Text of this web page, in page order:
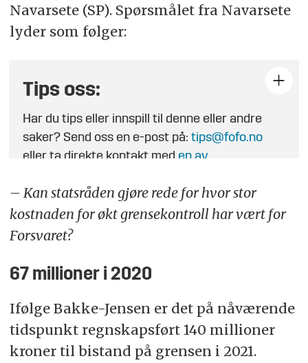
Navarsete (SP). Spørsmålet fra Navarsete
lyder som følger:
Tips oss:
Har du tips eller innspill til denne eller andre
saker? Send oss en e-post på:tips@fofo.no
eller ta direkte kontakt med en av
– Kan statsråden gjøre rede for hvor stor
kostnaden for økt grensekontroll har vært for
Forsvaret?
67 millioner i 2020
Ifølge Bakke-Jensen er det på nåværende
tidspunkt regnskapsført 140 millioner
kroner til bistand på grensen i 2021.